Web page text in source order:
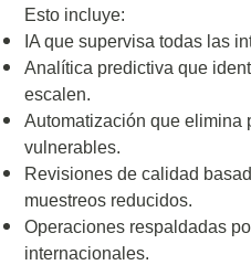
Esto incluye:
IA que supervisa todas las
Analítica predictiva que
escalen.
Automatización que elimina
vulnerables.
Revisiones de calidad
muestreos reducidos.
Operaciones respaldadas
internacionales.